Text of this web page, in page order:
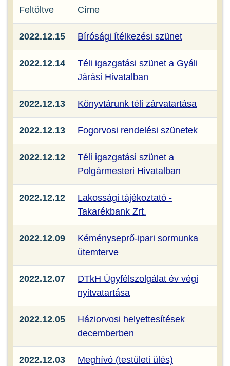
Feltöltve Címe
2022.12.15 Bírósági ítélkezési szünet
2022.12.14
Téli igazgatási szünet a Gyáli
Járási Hivatalban
2022.12.13 Könyvtárunk téli zárvatartása
2022.12.13 Fogorvosi rendelési szünetek
2022.12.12
Téli igazgatási szünet a
Polgármesteri Hivatalban
2022.12.12
Lakossági tájékoztató -
Takarékbank Zrt.
2022.12.09
Kéményseprő-ipari sormunka
ütemterve
2022.12.07
DTkH Ügyfélszolgálat év végi
nyitvatartása
2022.12.05
Háziorvosi helyettesítések
decemberben
2022.12.03 Meghívó (testületi ülés)